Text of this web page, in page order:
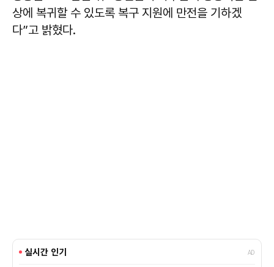
상에 복귀할 수 있도록 복구 지원에 만전을 기하겠
다”고 밝혔다.